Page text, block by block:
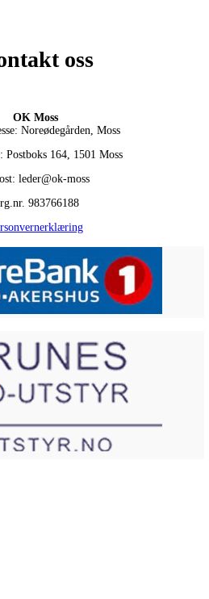
oss
OK Moss
Noreødegården, Moss
Postboks 164, 1501 Moss
leder@ok-moss
983766188